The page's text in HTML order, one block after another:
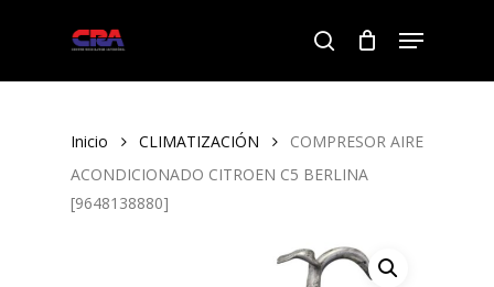
search
Menu
Inicio CLIMATIZACIÓN
COMPRESOR AIRE
ACONDICIONADO CITROEN C5 BERLINA
[9648138880]